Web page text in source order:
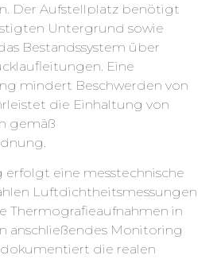
Der Aufstellplatz benötigt
Untergrund sowie
Bestandssystem über
Eine
mindert Beschwerden von
die Einhaltung von
gemäß
erfolgt eine messtechnische
Luftdichtheitsmessungen
Thermografieaufnahmen in
anschließendes Monitoring
die realen